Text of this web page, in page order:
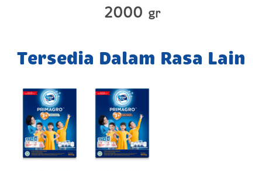
2000 gr
Tersedia Dalam Rasa Lain